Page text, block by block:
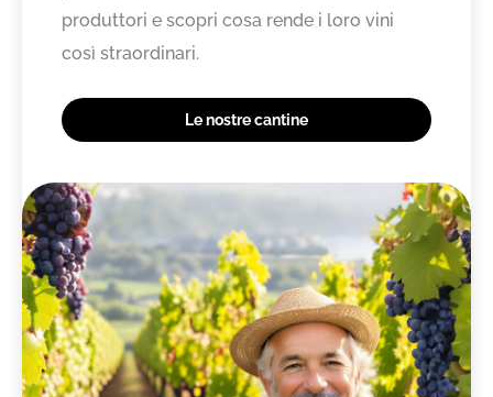
produttori e scopri cosa rende i loro vini
così straordinari.
Le nostre cantine